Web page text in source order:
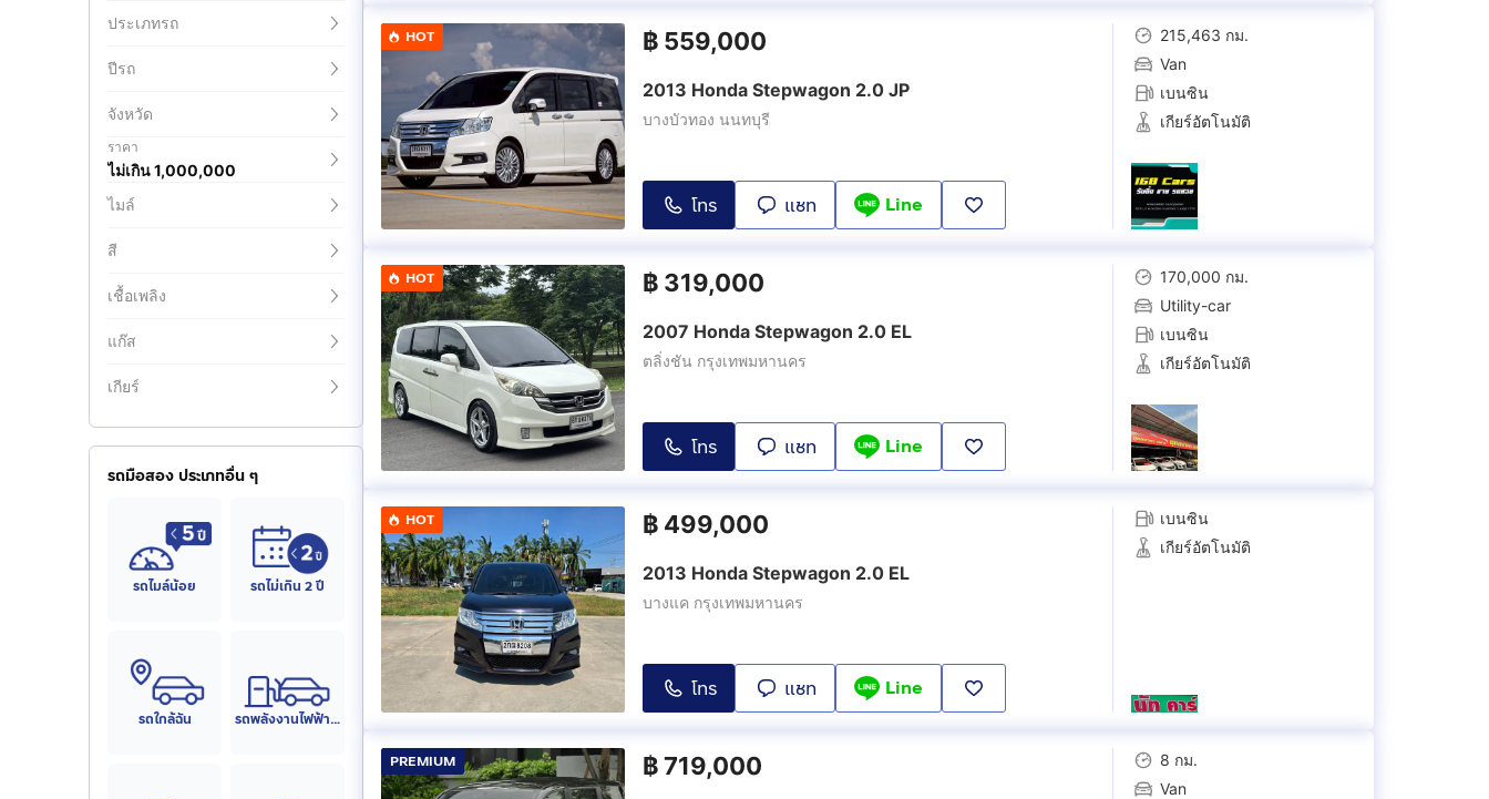
ประเภทรถ
ปีรถ
จังหวัด
ราคา
ไม่เกิน 1,000,000
ไมล์
สี
เชื้อเพลิง
แก๊ส
เกียร์
รถมือสอง ประเภทอื่น ๆ
รถไมล์น้อย รถไม่เกิน 2 ปี
รถใกล้ฉัน รถพลังงานไฟฟ้า (EV)
HOT ฿ 559,000
2013 Honda Stepwagon 2.0 JP
บางบัวทอง นนทบุรี
โทร แชท Line
215,463 กม.
Van
เบนซิน
เกียร์อัตโนมัติ
HOT ฿ 319,000
2007 Honda Stepwagon 2.0 EL
ตลิ่งชัน กรุงเทพมหานคร
โทร แชท Line
170,000 กม.
Utility-car
เบนซิน
เกียร์อัตโนมัติ
HOT ฿ 499,000
2013 Honda Stepwagon 2.0 EL
บางแค กรุงเทพมหานคร
โทร แชท Line
เบนซิน
เกียร์อัตโนมัติ
PREMIUM ฿719,000
8 กม.
Van